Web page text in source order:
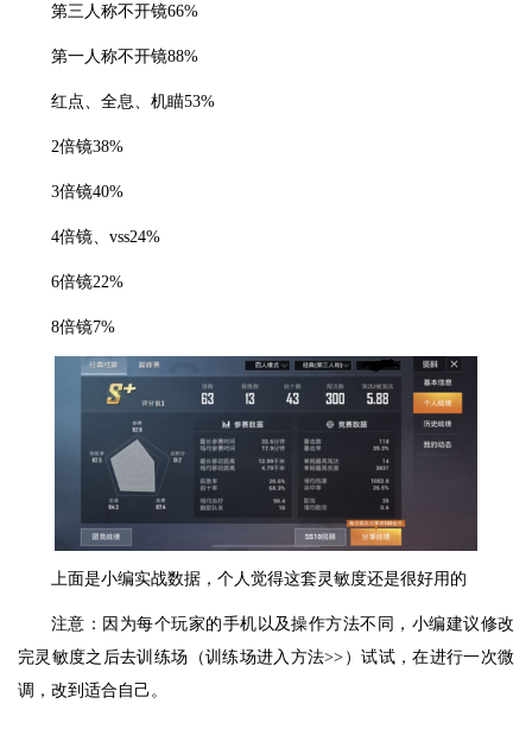
第三人称不开镜66%
第一人称不开镜88%
红点、全息、机瞄53%
2倍镜38%
3倍镜40%
4倍镜、vss24%
6倍镜22%
8倍镜7%
上面是小编实战数据，个人觉得这套灵敏度还是很好用的
注意：因为每个玩家的手机以及操作方法不同，小编建议修改
完灵敏度之后去训练场（训练场进入方法>>）试试，在进行一次微
调，改到适合自己。